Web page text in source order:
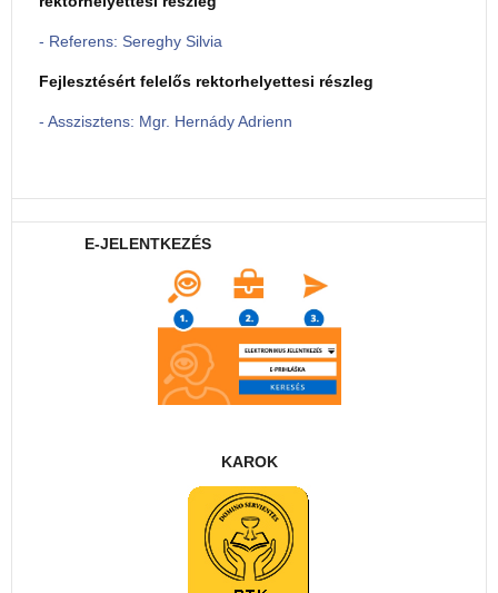
- Referens: Sereghy Silvia
Fejlesztésért felelős rektorhelyettesi részleg
- Asszisztens: Mgr. Hernády Adrienn
E-JELENTKEZÉS
KAROK